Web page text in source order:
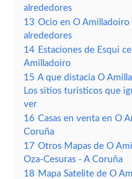
alrededores
13 Ocio en O Amilladoiro
alrededores
14 Estaciones de Esqui
Amilladoiro
15 A que distacia O
Los sitios turisticos que
ver
16 Casas en venta en O
Coruña
17 Otros Mapas de O
Oza-Cesuras - A Coruña
18 Mapa Satelite de O